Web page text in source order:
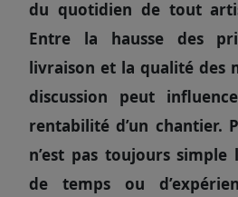
du quotidien de tout
Entre la hausse des
livraison et la qualité des
discussion peut
rentabilité d’un chantier.
n’est pas toujours simple
de temps ou